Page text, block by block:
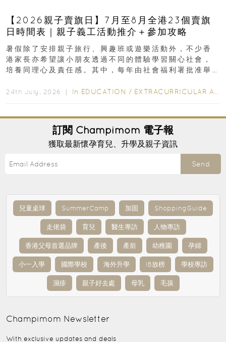
【2026親子賣旗日】7月至8月全港23個賣旗
日時間表｜親子義工活動推介＋參加攻略
暑假除了安排親子旅行、興趣班或遊樂活動外，不少香
港家長亦希望讓小朋友透過不同的體驗學習關心社會，
培養同理心及責任感。其中，每年由社會福利署批准舉
24th July, 2026 ｜ In EDUCATION / EXTRACURRICULAR ACTIVITIES
訂閱 Champimom 電子報
獲取最新懷孕育兒、升學及親子資訊
Send
兒童桌球 SummerCamp 加固 ShoppingGuide
走佬袋 育兒 醫生專訪 人物專訪
香港父母首選品牌 產後 產前 幼稚園 孕婦
小一入學 國際學校 海外升學 IB放榜 學校專訪
濕疹 親子好去處 母乳 毛孩
Champimom Newsletter
With exclusive updates and deals